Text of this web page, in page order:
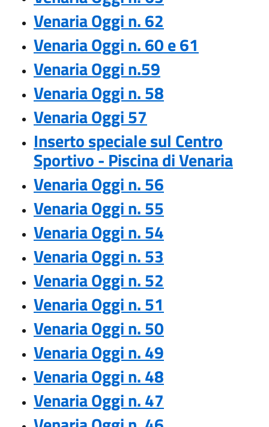
Venaria Oggi n. 62
Venaria Oggi n. 60 e 61
Venaria Oggi n.59
Venaria Oggi n. 58
Venaria Oggi 57
Inserto speciale sul Centro
Sportivo - Piscina di Venaria
Venaria Oggi n. 56
Venaria Oggi n. 55
Venaria Oggi n. 54
Venaria Oggi n. 53
Venaria Oggi n. 52
Venaria Oggi n. 51
Venaria Oggi n. 50
Venaria Oggi n. 49
Venaria Oggi n. 48
Venaria Oggi n. 47